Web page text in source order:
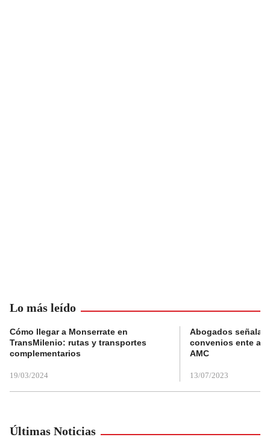
Lo más leído
Cómo llegar a Monserrate en
TransMilenio: rutas y transportes
complementarios
19/03/2024
Abogados
convenios ente
AMC
13/07/2023
Últimas Noticias